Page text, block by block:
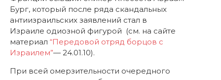
Бург, который после ряда скандальных
антиизраильских заявлений стал в
Израиле одиозной фигурой (см. на сайте
материал “Передовой отряд борцов с
Израилем”— 24.01.10).
При всей омерзительности очередного